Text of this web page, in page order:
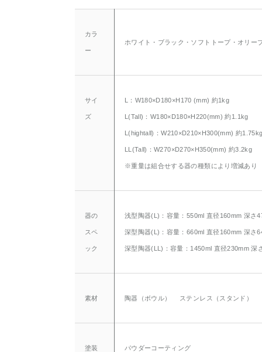
カラ
ー
ホワイト・ブラック・ソフトトープ・オリー
サイ
ズ
L：W180×D180×H170 (mm) 約1kg
L(Tall)：W180×D180×H220(mm) 約1.1kg
L(hightall)：W210×D210×H300(mm) 約1.75kg
LL(Tall)：W270×D270×H350(mm) 約3.2kg
※重量は組合せする器の種類により増減あり
器の
スペ
ック
浅型陶器(L)：容量：550ml 直径160mm 深さ
深型陶器(L)：容量：660ml 直径160mm 深さ
深型陶器(LL)：容量：1450ml 直径230mm 深
素材 陶器（ボウル） ステンレス（スタンド）
塗装 パウダーコーティング